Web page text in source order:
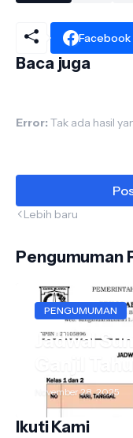
Facebook
Baca juga
Error: Tak ada hasil
Lebih baru
Pengumuman
PENGUMUMAN
Jadwal
Ganjil
November 28, 2025
Ikuti Kami